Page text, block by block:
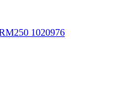
1020976